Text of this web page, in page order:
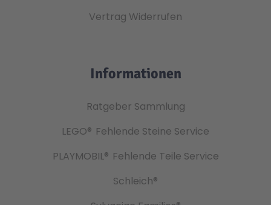
Vertrag Widerrufen
Informationen
Ratgeber Sammlung
LEGO® Fehlende Steine Service
PLAYMOBIL® Fehlende Teile Service
Schleich®